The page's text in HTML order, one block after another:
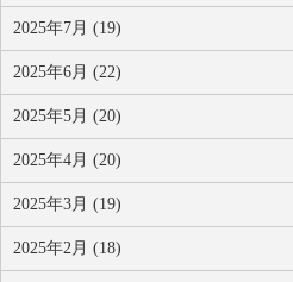
2025年7月 (19)
2025年6月 (22)
2025年5月 (20)
2025年4月 (20)
2025年3月 (19)
2025年2月 (18)